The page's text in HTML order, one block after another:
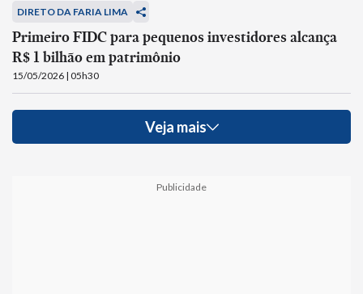
DIRETO DA FARIA LIMA
Primeiro FIDC para pequenos investidores alcança
R$ 1 bilhão em patrimônio
15/05/2026 | 05h30
Veja mais
Publicidade